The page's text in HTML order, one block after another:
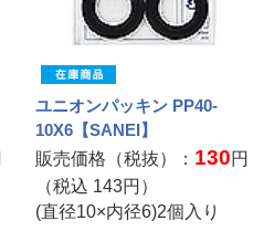
ユニオンパッキン PP40-
10X6【SANEI】
販売価格（税抜）： 130円
（税込 143円）
(直径10×内径6)2個入り